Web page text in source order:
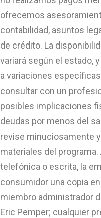
ofrecemos
contabilidad, asuntos
de crédito. La
variará según el estado,
a variaciones
consultar con un
posibles implicaciones
deudas por menos del
revise minuciosamente
materiales del
telefónica o escrita, la
consumidor una copia
miembro administrador
Eric Pemper; cualquier